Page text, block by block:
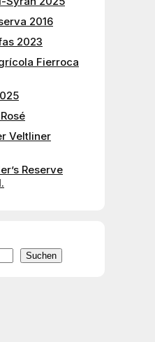
2016
2023
Fierroca
Veltliner
Reserve
Suchen